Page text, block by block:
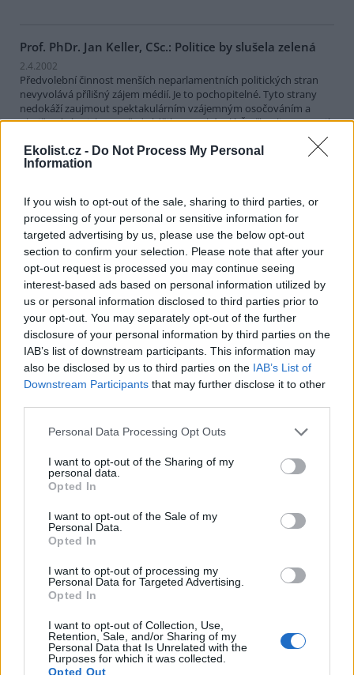
Ekolist.cz - Do Not Process My Personal
Information
If you wish to opt-out of the sale, sharing to third parties, or
processing of your personal or sensitive information for
targeted advertising by us, please use the below opt-out
section to confirm your selection. Please note that after your
opt-out request is processed you may continue seeing
interest-based ads based on personal information utilized by
us or personal information disclosed to third parties prior to
your opt-out. You may separately opt-out of the further
disclosure of your personal information by third parties on the
IAB’s list of downstream participants. This information may
also be disclosed by us to third parties on the IAB’s List of
Downstream Participants that may further disclose it to other
Personal Data Processing Opt Outs
I want to opt-out of the Sharing of my
personal data.
Opted In
I want to opt-out of the Sale of my
Personal Data.
Opted In
I want to opt-out of processing my
Personal Data for Targeted Advertising.
Opted In
I want to opt-out of Collection, Use,
Retention, Sale, and/or Sharing of my
Personal Data that Is Unrelated with the
Purposes for which it was collected.
Opted Out
Prof. PhDr. Jan Keller, CSc.: Politice by slušela zelená
2.4.2002
Předvolební činnost menších neparlamentních politických stran
nevyvolává přílišný zájem médií. Je to pochopitelné. Tyto strany
nedokáží zaujmout spektakulárním vzájemným osočováním a
obviňováním, jako to předvádějí strany bývalé Čtyřkoalice. Nemají
ani žaludek na předvolební triky, cirkusové atrakce a falešné sliby,
jímž tak vyniká ODS. Přitom naše politická scéna byla již díky
opoziční smlouvě stabilizována natolik, že z polomrtvého stavu by
mnoha dalších evropských zemích, mohla stát Strana zelených.
Důvodů je celá řada.
Pavel Činčera: Je voda obnovitelným zdrojem?
19.3.2002
Rád bych se zastalpana Batelky, kteréhopan Brezina kritizuje za
přiřazení vody k neobnovitelným zdrojům. Pan Brezina uvádí: "Jako
příklad "zdrojů, které nelze nahradit", uvádí Batelka vodu a vzduch.
Tato konkretizace jej jako seriózního partnera k diskusi o životním
prostředí poněkud diskvalifikuje - v obou případech jde totiž o
zdroje obnovitelné, které svým používáním nikam nemizejí."
18.3.2002
reagujícím na článek Václava KlausePřírodu ochrání trh
dopouští
přesně těch "demagogických konstrukcí a cílených manipulací",
které vyčítá předsedovi Poslanecké sněmovny. Netrpím žádným
bezhodnotovou přírodní vědu od ekologismu jako eutoritářské
levicové ideologie a nesdílím jeho tezi, že vše vyřeší trh - přesto se
ale musím Klause stručně zastat. Jeho článek totiž mimo jiné věcně
ekologistů hrozí, jsou jen nafouknuté bubliny bez opory v reálných
faktech. Batelka mu však oponuje značně nevěcně.
PhDr. Milan Valach: Jde o dobro, nebo o zájmy?
28.2.2002
"Obhajoba" V. Klause